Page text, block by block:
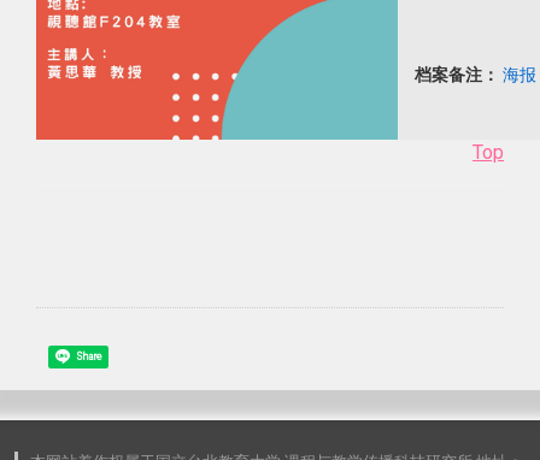
档案备注： 海报
Top
Share